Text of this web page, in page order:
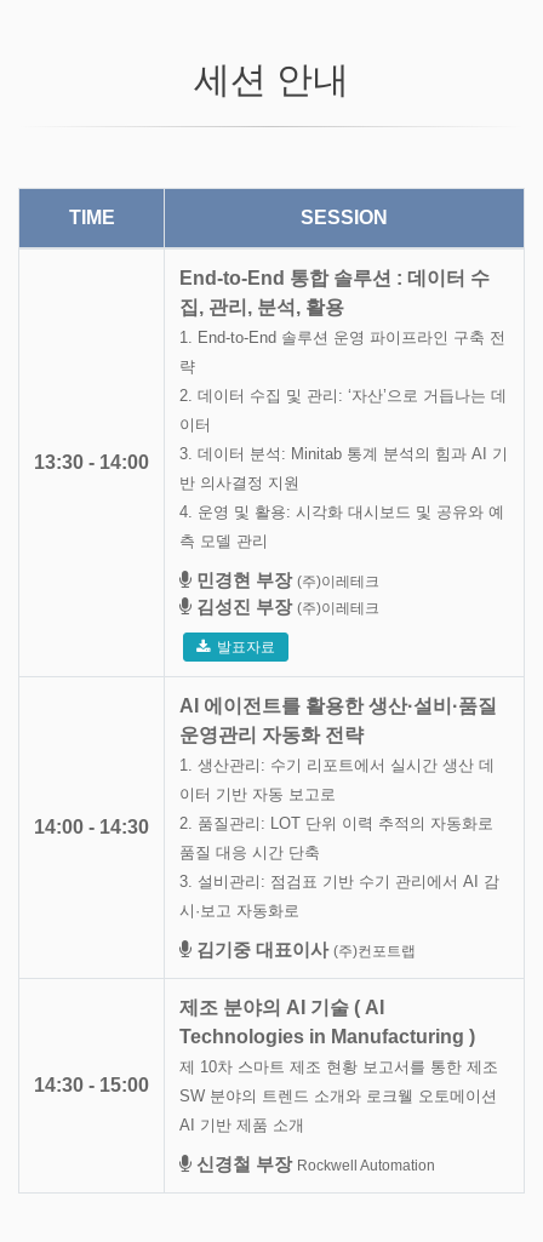
세션 안내
TIME SESSION
13:30 - 14:00
End-to-End 통합 솔루션 : 데이터 수
집, 관리, 분석, 활용
1. End-to-End 솔루션 운영 파이프라인 구축 전
략
2. 데이터 수집 및 관리: ‘자산’으로 거듭나는 데
이터
3. 데이터 분석: Minitab 통계 분석의 힘과 AI 기
반 의사결정 지원
4. 운영 및 활용: 시각화 대시보드 및 공유와 예
측 모델 관리
민경현 부장 (주)이레테크
김성진 부장 (주)이레테크
발표자료
14:00 - 14:30
AI 에이전트를 활용한 생산·설비·품질
운영관리 자동화 전략
1. 생산관리: 수기 리포트에서 실시간 생산 데
이터 기반 자동 보고로
2. 품질관리: LOT 단위 이력 추적의 자동화로
품질 대응 시간 단축
3. 설비관리: 점검표 기반 수기 관리에서 AI 감
시·보고 자동화로
김기중 대표이사 (주)컨포트랩
14:30 - 15:00
제조 분야의 AI 기술 ( AI
Technologies in Manufacturing )
제 10차 스마트 제조 현황 보고서를 통한 제조
SW 분야의 트렌드 소개와 로크웰 오토메이션
AI 기반 제품 소개
신경철 부장 Rockwell Automation